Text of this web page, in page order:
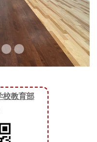
校教育部